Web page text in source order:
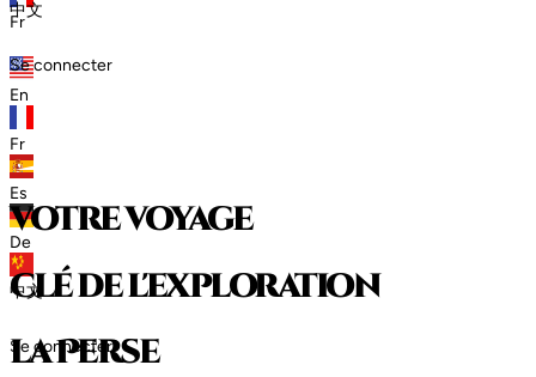
Fr
En
Fr
Es
De
中文
Se connecter
中文
Se connecter
votre voyage
clé de l'exploration
laPerse